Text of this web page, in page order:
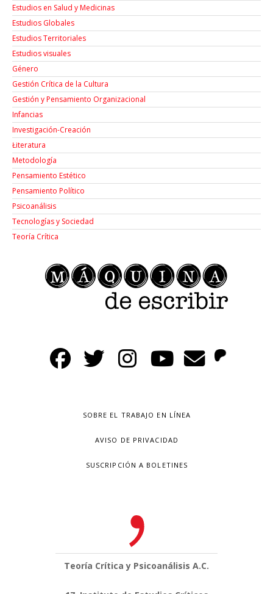
Estudios en Salud y Medicinas
Estudios Globales
Estudios Territoriales
Estudios visuales
Género
Gestión Crítica de la Cultura
Gestión y Pensamiento Organizacional
Infancias
Investigación-Creación
Łiteratura
Metodología
Pensamiento Estético
Pensamiento Político
Psicoanálisis
Tecnologías y Sociedad
Teoría Crítica
SOBRE EL TRABAJO EN LÍNEA
AVISO DE PRIVACIDAD
SUSCRIPCIÓN A BOLETINES
Teoría Crítica y Psicoanálisis A.C.